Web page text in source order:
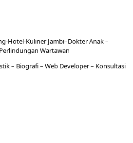
Hotel-KulinerJambi–DokterAnak –
Wartawan
– Biografi– Web Developer– Konsultasi